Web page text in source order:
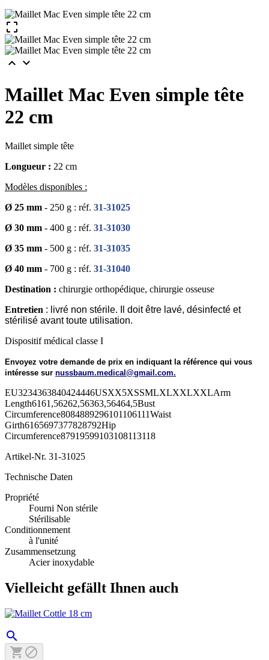

 
Maillet Mac Even simple tête
22 cm
Maillet simple tête
Longueur : 22 cm
Modèles disponibles :
Ø 25 mm - 250 g : réf. 31-31025
Ø 30 mm - 400 g : réf. 31-31030
Ø 35 mm - 500 g : réf. 31-31035
Ø 40 mm - 700 g : réf. 31-31040
Destination : chirurgie orthopédique, chirurgie osseuse
Entretien : livré non stérile. Il doit être lavé, désinfecté et
stérilisé avant toute utilisation.
Dispositif médical classe I
Envoyez votre demande de prix en indiquant la référence qui vous
intéresse sur nussbaum.medical@gmail.com.
EU3234363840424446USXX5XSSMLXLXXLXXLArm
Length6161,56262,56363,56464,5Bust
Circumference8084889296101106111Waist
Girth6165697377828792Hip
Circumference87919599103108113118
Artikel-Nr. 31-31025
Technische Daten
Propriété
Fourni Non stérile
Stérilisable
Conditionnement
à l'unité
Zusammensetzung
Acier inoxydable
Vielleicht gefällt Ihnen auch

 